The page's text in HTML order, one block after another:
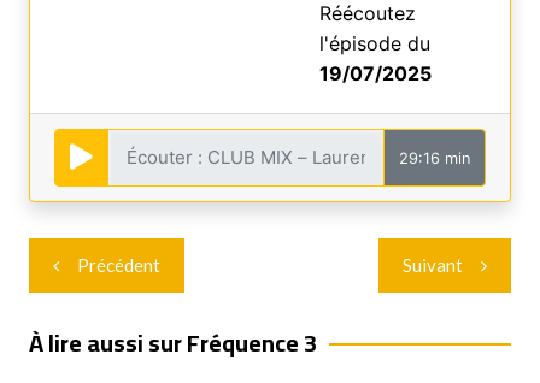
Réécoutez
l'épisode du
19/07/2025
29:16 min
Navigation
de
l’article
Précédent Suivant
À lire aussi sur Fréquence 3